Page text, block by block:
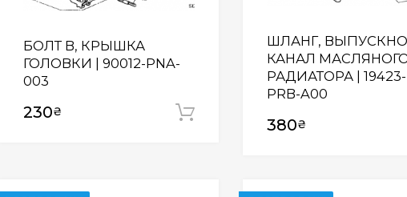
БОЛТ B, КРЫШКА
ГОЛОВКИ | 90012-PNA-
003
230₴
ШЛАНГ,
КАНАЛ
РАДИАТОРА | 19423-
PRB-A00
380₴